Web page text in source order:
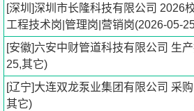
税区十三里工业园、大连市旅顺口
家工业园。一个销售总公司，一个研
20个外地办事处及销售分公司。员工
亿。23年销售额10亿、增长24.6%，
年增长49.5%，从20年销售额4.92亿
长1.14倍。从96年-23年销售额增长
[深圳]深圳市长隆科技有限公司 2026
工程技术岗|管理岗|营销岗(2026-05-
[安徽]六安中财管道科技有限公司 生
25,其它)
[辽宁]大连双龙泵业集团有限公司 采
其它)